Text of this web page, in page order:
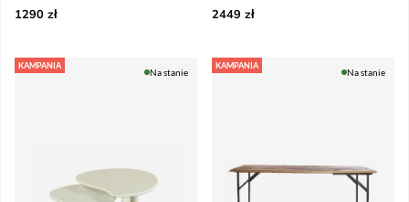
1290 zł 2449 zł
KAMPANIA
Na stanie
KAMPANIA
Na stanie